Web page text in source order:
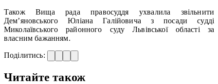
Також Вища рада правосуддя ухвалила звільнити
Дем’яновського Юліана Галійовича з посади судді
Миколаївського районного суду Львівської області за
власним бажанням.
Поділитись:
Читайте також